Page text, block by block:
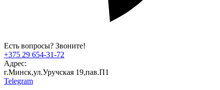
Есть вопросы? Звоните!
+375 29 654-31-72
Адрес:
г.Минск,ул.Уручская 19,пав.П1
Telegram